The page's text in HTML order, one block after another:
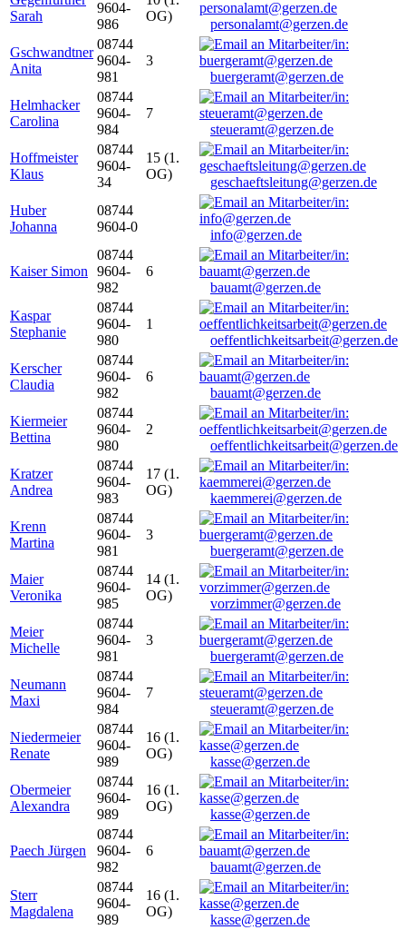
Sarah
9604-
986
OG)
personalamt@gerzen.de
Gschwandtner
Anita
08744
9604-
981
3
buergeramt@gerzen.de
Helmhacker
Carolina
08744
9604-
984
7
steueramt@gerzen.de
Hoffmeister
Klaus
08744
9604-
34
15 (1.
OG)
geschaeftsleitung@gerzen.de
Huber
Johanna
08744
9604-0
info@gerzen.de
Kaiser Simon
08744
9604-
982
6
bauamt@gerzen.de
Kaspar
Stephanie
08744
9604-
980
1
oeffentlichkeitsarbeit@gerzen.de
Kerscher
Claudia
08744
9604-
982
6
bauamt@gerzen.de
Kiermeier
Bettina
08744
9604-
980
2
oeffentlichkeitsarbeit@gerzen.de
Kratzer
Andrea
08744
9604-
983
17 (1.
OG)
kaemmerei@gerzen.de
Krenn
Martina
08744
9604-
981
3
buergeramt@gerzen.de
Maier
Veronika
08744
9604-
985
14 (1.
OG)
vorzimmer@gerzen.de
Meier
Michelle
08744
9604-
981
3
buergeramt@gerzen.de
Neumann
Maxi
08744
9604-
984
7
steueramt@gerzen.de
Niedermeier
Renate
08744
9604-
989
16 (1.
OG)
kasse@gerzen.de
Obermeier
Alexandra
08744
9604-
989
16 (1.
OG)
kasse@gerzen.de
Paech Jürgen
08744
9604-
982
6
bauamt@gerzen.de
Sterr
Magdalena
08744
9604-
989
16 (1.
OG)
kasse@gerzen.de